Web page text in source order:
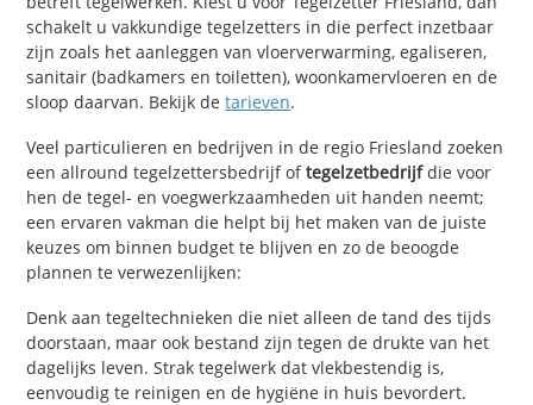
schakelt u vakkundige tegelzetters in die perfect inzetbaar
zijn zoals het aanleggen van vloerverwarming, egaliseren,
sanitair (badkamers en toiletten), woonkamervloeren en de
sloop daarvan. Bekijk detarieven.
Veel particulieren en bedrijven in de regio Friesland zoeken
een allround tegelzettersbedrijf oftegelzetbedrijfdie voor
hen de tegel- en voegwerkzaamheden uit handen neemt;
een ervaren vakman die helpt bij het maken van de juiste
keuzes om binnen budget te blijven en zo de beoogde
plannen te verwezenlijken:
Denk aan tegeltechnieken die niet alleen de tand des tijds
doorstaan, maar ook bestand zijn tegen de drukte van het
dagelijks leven. Strak tegelwerk dat vlekbestendig is,
eenvoudig te reinigen en de hygiëne in huis bevordert.